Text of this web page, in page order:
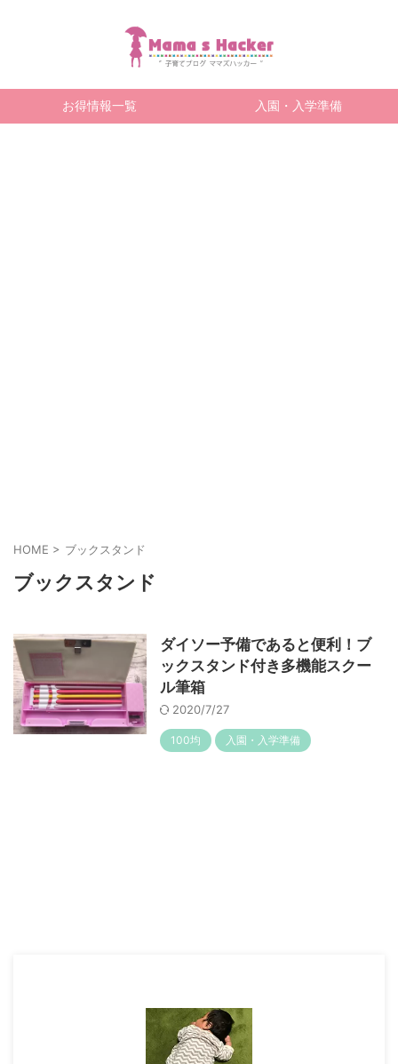
お得情報一覧 入園・入学準備
HOME > ブックスタンド
ブックスタンド
ダイソー予備であると便利！ブ
ックスタンド付き多機能スクー
ル筆箱
2020/7/27
100均 入園・入学準備